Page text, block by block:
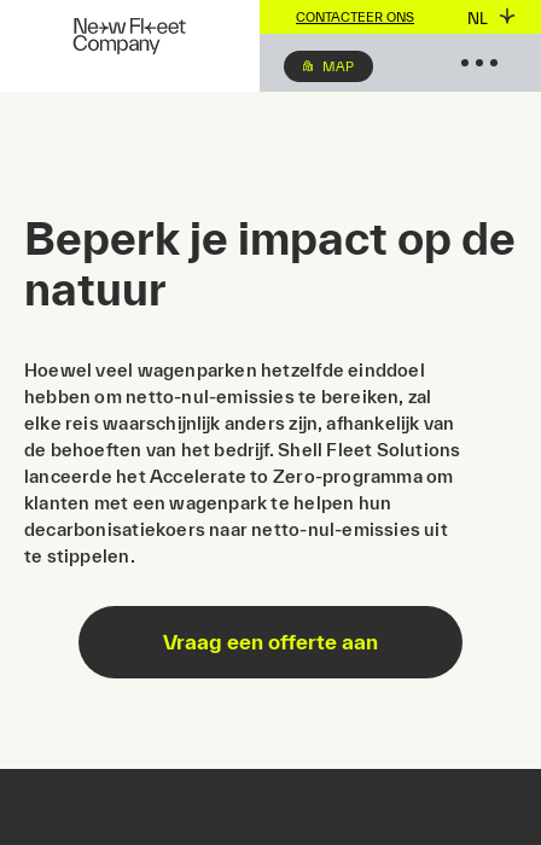
CONTACTEER ONS NL
MAP
Beperk je impact op de
natuur
Hoewel veel wagenparken hetzelfde einddoel
hebben om netto-nul-emissies te bereiken, zal
elke reis waarschijnlijk anders zijn, afhankelijk van
de behoeften van het bedrijf. Shell Fleet Solutions
lanceerde het Accelerate to Zero-programma om
klanten met een wagenpark te helpen hun
decarbonisatiekoers naar netto-nul-emissies uit
te stippelen.
Vraag een offerte aan